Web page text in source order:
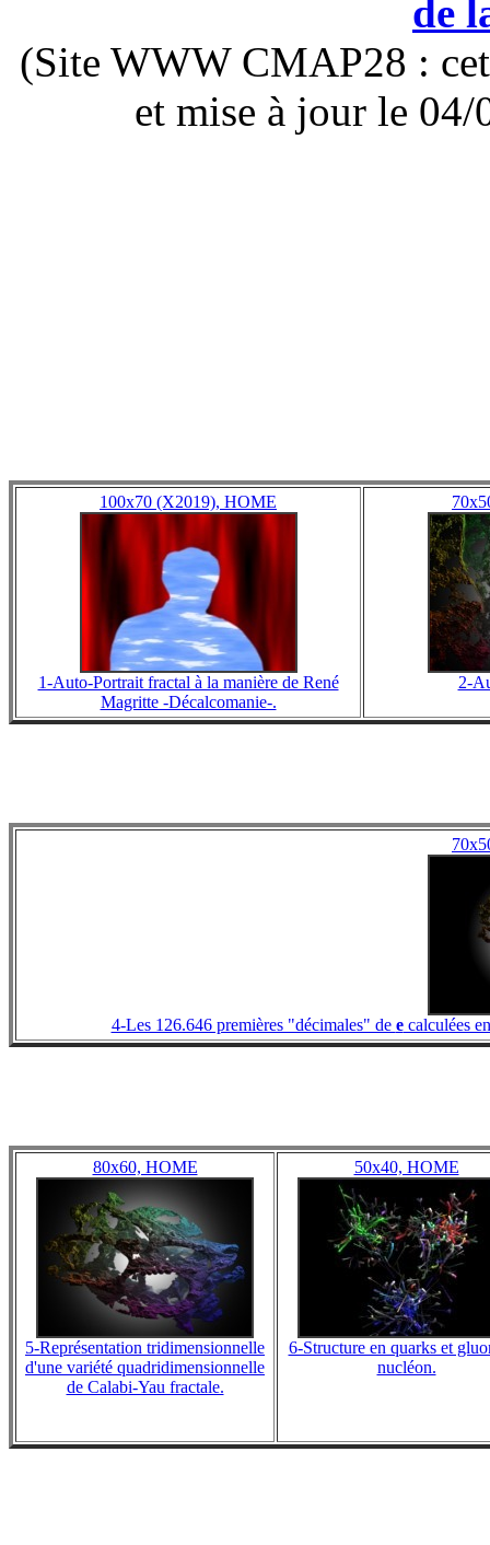
de
(Site WWW CMAP28 :
et mise à jour le
100x70 (X2019), HOME
1-Auto-Portrait fractal à la manière de René
Magritte -Décalcomanie-.
2-
4-Les 126.646 premières "décimales" de ecalculées
80x60, HOME
5-Représentation tridimensionnelle
d'une variété quadridimensionnelle
de Calabi-Yau fractale.
50x40, HOME
6-Structure en quarks et
nucléon.